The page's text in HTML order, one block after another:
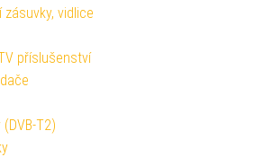
zásuvky, vidlice
příslušenství
T2)